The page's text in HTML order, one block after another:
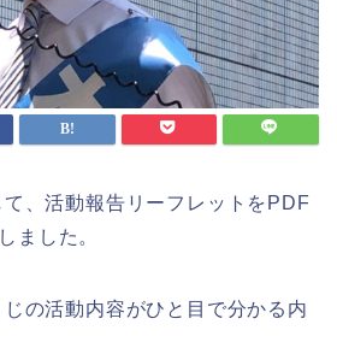
、活動報告リーフレットをPDF
ました。
の活動内容がひと目で分かる内